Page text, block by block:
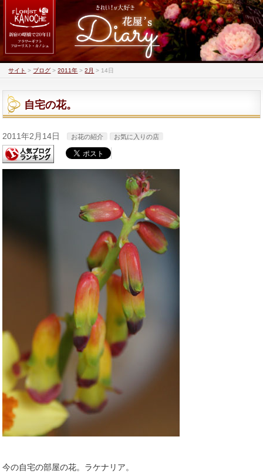
サイト > ブログ >2011年 >2月 > 14日
自宅の花。
2011年2月14日 お花の紹介 お気に入りの店
今の自宅の部屋の花。ラケナリア。